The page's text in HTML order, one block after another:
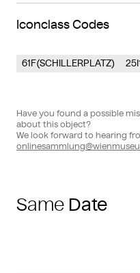
Iconclass Codes
61F(SCHILLERPLATZ)
Have you found a possible
about this object?
We look forward to hearing
Same